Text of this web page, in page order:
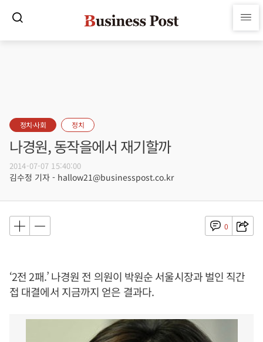
정치·사회 정치
나경원, 동작을에서 재기할까
2014-07-07 15:40:00
김수정 기자 - hallow21@businesspost.co.kr
0
‘2전 2패.’ 나경원 전 의원이 박원순 서울시장과 벌인 직간
접 대결에서 지금까지 얻은 결과다.